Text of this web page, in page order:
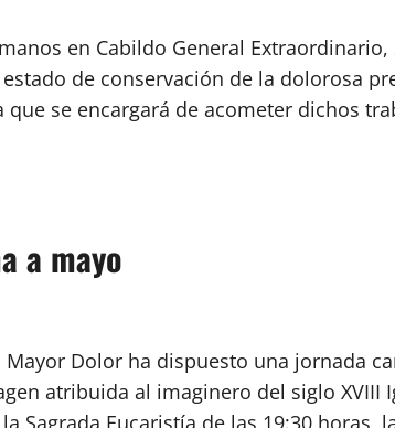
en Cabildo General Extraordinario,
de conservación de la dolorosa
que se encargará de acometer dichos
a mayo
Dolor ha dispuesto una jornada
atribuida al imaginero del siglo XVIII
Sagrada Eucaristía de las 19:30 horas,